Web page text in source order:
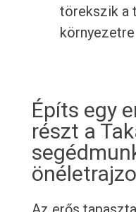
törekszik a
környezetre
Építs egy
részt a